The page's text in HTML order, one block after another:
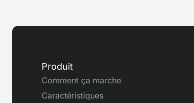
Produit
Comment ça marche
Caractéristiques